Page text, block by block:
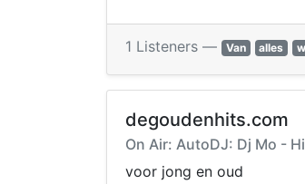
1 Listeners — Van alles
degoudenhits.com
On Air: AutoDJ: Dj Mo -
voor jong en oud